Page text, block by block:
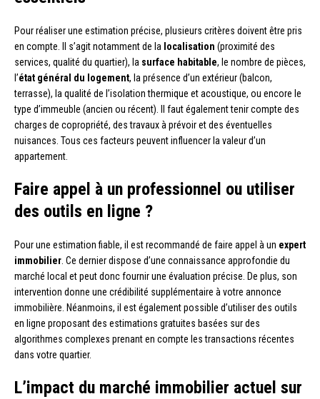
Pour réaliser une estimation précise, plusieurs critères doivent être pris
en compte. Il s’agit notamment de la localisation (proximité des
services, qualité du quartier), la surface habitable, le nombre de pièces,
l’état général du logement, la présence d’un extérieur (balcon,
terrasse), la qualité de l’isolation thermique et acoustique, ou encore le
type d’immeuble (ancien ou récent). Il faut également tenir compte des
charges de copropriété, des travaux à prévoir et des éventuelles
nuisances. Tous ces facteurs peuvent influencer la valeur d’un
appartement.
Faire appel à un professionnel ou utiliser
des outils en ligne ?
Pour une estimation fiable, il est recommandé de faire appel à un expert
immobilier . Ce dernier dispose d’une connaissance approfondie du
marché local et peut donc fournir une évaluation précise. De plus, son
intervention donne une crédibilité supplémentaire à votre annonce
immobilière. Néanmoins, il est également possible d’utiliser des outils
en ligne proposant des estimations gratuites basées sur des
algorithmes complexes prenant en compte les transactions récentes
dans votre quartier.
L’impact du marché immobilier actuel sur